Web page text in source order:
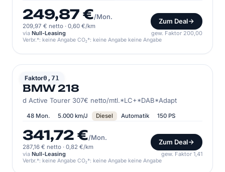
249,87 €/Mon.
209,97 € netto · 0,60 €/km
Zum Deal
via Null-Leasing gew. Faktor 200,00
Verbr.*: keine Angabe CO₂*: keine Angabe keine Angabe
Faktor0,71
BMW
BMW 218
d Active Tourer 307€ netto/mtl.*LC+*DAB*Adapt
48 Mon. 5.000 km/J Diesel Automatik 150 PS
341,72 €/Mon.
287,16 € netto · 0,82 €/km
Zum Deal
via Null-Leasing gew. Faktor 1,41
Verbr.*: keine Angabe CO₂*: keine Angabe keine Angabe